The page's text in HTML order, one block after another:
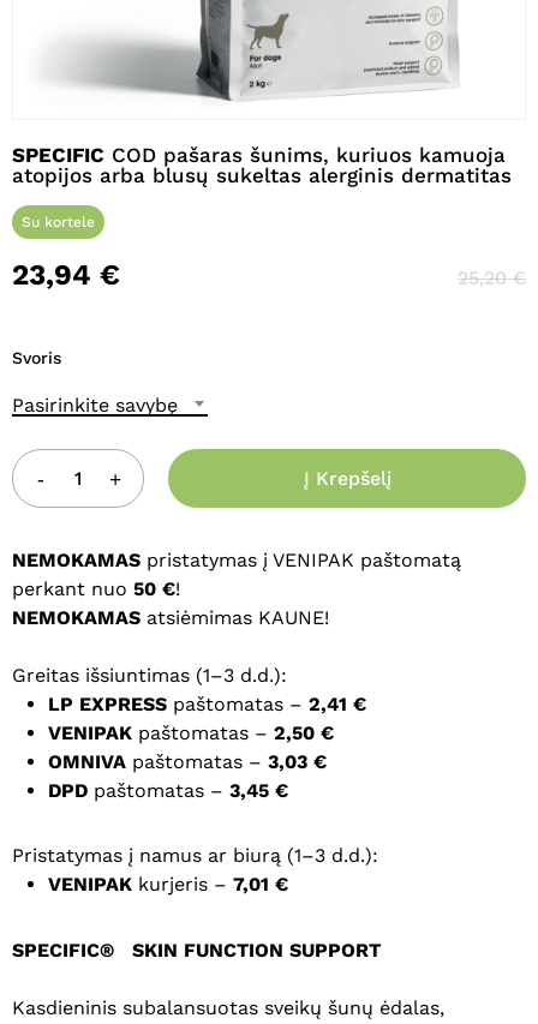
SPECIFIC COD pašaras šunims, kuriuos kamuoja
atopijos arba blusų sukeltas alerginis dermatitas
Su kortele
23,94 € 25,20€
Svoris
Pasirinkite savybę
Į Krepšelį
NEMOKAMAS pristatymas į VENIPAK paštomatą
perkant nuo 50 €!
NEMOKAMAS atsiėmimas KAUNE!
Greitas išsiuntimas (1–3 d.d.):
LP EXPRESS paštomatas – 2,41 €
VENIPAK paštomatas – 2,50 €
OMNIVA paštomatas – 3,03 €
DPD paštomatas – 3,45 €
Pristatymas į namus ar biurą (1–3 d.d.):
VENIPAK kurjeris – 7,01 €
SPECIFIC® SKIN FUNCTION SUPPORT
Kasdieninis subalansuotas sveikų šunų ėdalas,
interneto puslapį, kad jų nebereiktų
parašyti komentarą.